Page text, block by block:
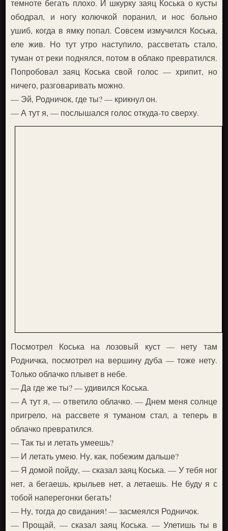
темноте бегать плохо. И шкурку заяц Коська о кусты
ободрал, и ногу колючкой поранил, и нос больно
ушиб, когда в ямку попал. Совсем измучился Коська,
еле жив. Но тут утро наступило, рассветать стало,
туман от реки поднялся, потом в облако превратился.
Попробовал заяц Коська свой голос — хрипит, но
ничего, разговаривать можно.
— Эй, Родничок, где ты? — крикнул он.
— А тут я, — послышался голос откуда-то сверху.
Посмотрел Коська на лозовый куст — нету там
Родничка, посмотрел на вершину дуба — тоже нету.
Только облачко плывет в небе.
— Да где же ты? — удивился Коська.
— А тут я, — ответило облачко. — Днем меня солнце
пригрело, на рассвете я туманом стал, а теперь в
облачко превратился.
— Так ты и летать умеешь?
— И летать умею. Ну, как, побежим дальше?
— Я домой пойду, — сказал заяц Коська. — У тебя ног
нет, а бегаешь, крыльев нет, а летаешь. Не буду я с
тобой наперегонки бегать!
— Ну, тогда до свидания! — засмеялся Родничок.
— Прощай, — сказал заяц Коська. — Улетишь ты в